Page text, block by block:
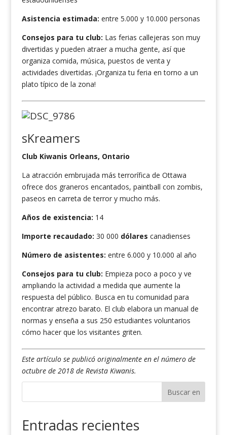
Asistencia estimada: entre 5.000 y 10.000 personas
Consejos para tu club: Las ferias callejeras son muy
divertidas y pueden atraer a mucha gente, así que
organiza comida, música, puestos de venta y
actividades divertidas. ¡Organiza tu feria en torno a un
plato típico de la zona!
sKreamers
Club Kiwanis Orleans, Ontario
La atracción embrujada más terrorífica de Ottawa
ofrece dos graneros encantados, paintball con zombis,
paseos en carreta de terror y mucho más.
Años de existencia: 14
Importe recaudado: 30 000 dólares canadienses
Número de asistentes: entre 6.000 y 10.000 al año
Consejos para tu club: Empieza poco a poco y ve
ampliando la actividad a medida que aumente la
respuesta del público. Busca en tu comunidad para
encontrar atrezo barato. El club elabora un manual de
normas y enseña a sus 250 estudiantes voluntarios
cómo hacer que los visitantes griten.
Este artículo se publicó originalmente en el número de
octubre de 2018 de Revista Kiwanis.
Buscar en
Entradas recientes